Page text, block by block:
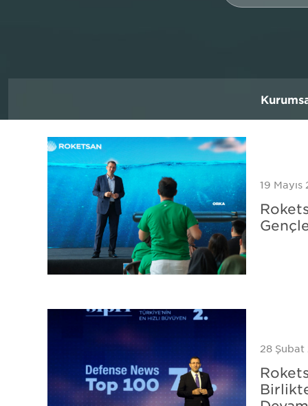
EMI / EMC TEST
LABORATUVAR TEST
19 Mayıs
28 Şubat